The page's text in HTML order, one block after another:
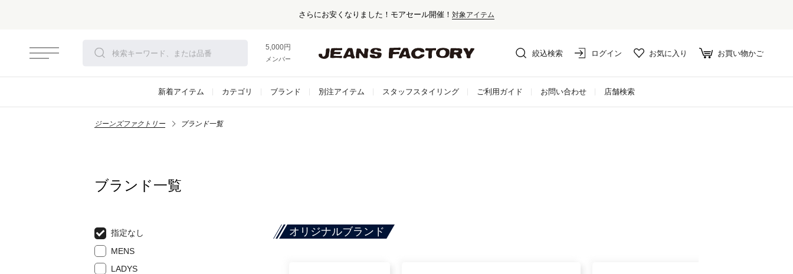
さらにお安くなりました！モアセール開催！ 対象アイテム
5,000円以上お買い上げで送料無料！
メンバー登録でお得な情報をゲット。さらに詳しく
絞込検索 ログイン お気に入り お買い物かご
新着アイテム カテゴリ ブランド 別注アイテム スタッフスタイリング ご利用ガイド お問い合わせ 店舗検索
ジーンズファクトリー ブランド一覧
ブランド一覧
指定なし
MENS
LADYS
オリジナルブランド